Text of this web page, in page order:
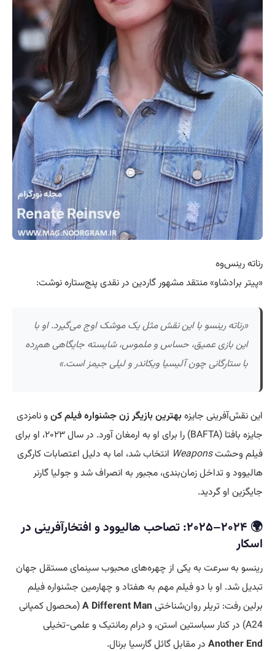
رناته رینس‌وه
«پیتر برادشاو» منتقد مشهور گاردین در نقدی پنج‌ستاره نوشت:
«رناته رینسو با این نقش مثل یک موشک اوج می‌گیرد. او با
این بازی عمیق، حساس و ملموس، شایسته جایگاهی هم‌رده
با ستارگانی چون آلیسیا ویکاندر و لیلی جیمز است.»
این نقش‌آفرینی جایزهبهترین بازیگر زن جشنواره فیلم کنو نامزدی
جایزه بافتا (BAFTA) را برای او به ارمغان آورد. در سال ۲۰۲۳، او برای
فیلم وحشتWeapons انتخاب شد، اما به دلیل اعتصابات کارگری
هالیوود و تداخل زمان‌بندی، مجبور به انصراف شد و جولیا گارنر
جایگزین او گردید.
🌍 ۲۰۲۴–۲۰۲۵: تصاحب هالیوود و افتخارآفرینی در
اسکار
رینسو به سرعت به یکی از چهره‌های محبوب سینمای مستقل جهان
تبدیل شد. او با دو فیلم مهم به هفتاد و چهارمین جشنواره فیلم
برلین رفت: تریلر روان‌شناختی A Different Man(محصول کمپانی
A24) در کنار سباستین استن، و درام رمانتیک و علمی-تخیلی
Another End در مقابل گائل گارسیا برنال.